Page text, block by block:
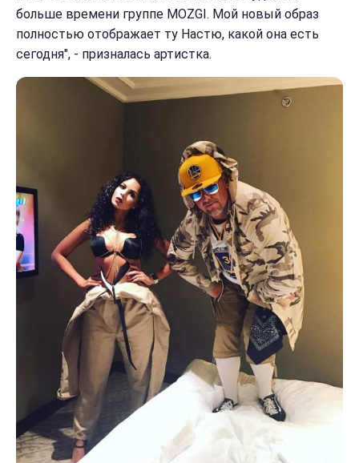
больше времени группе MOZGI. Мой новый образ
полностью отображает ту Настю, какой она есть
сегодня", - призналась артистка.